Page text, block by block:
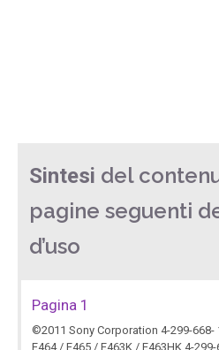
Sintesi del
pagine seguenti
d’uso
Pagina 1
©2011 Sony Corporation 4-299-668-
E464 / E465 / E463K / E463HK 4-